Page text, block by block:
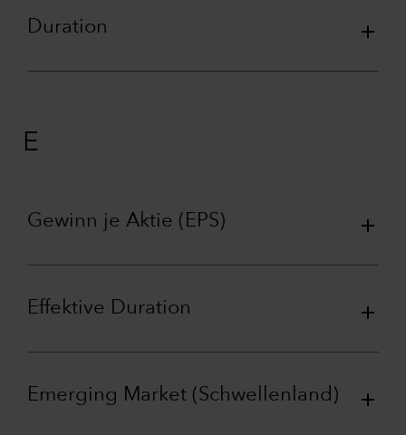
Duration
E
Gewinn je Aktie (EPS)
Effektive Duration
Emerging Market (Schwellenland)